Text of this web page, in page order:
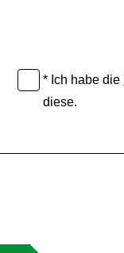
* Ich habe die
diese.